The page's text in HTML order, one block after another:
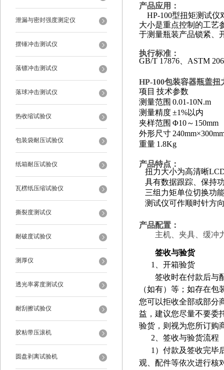
泄漏与密封强度测定仪
摆锤冲击测试仪
落镖冲击测试仪
落球冲击测试仪
热收缩试验仪
包装袋耐压试验仪
纸箱耐压试验仪
瓦楞纸压缩试验仪
撕裂度测试仪
耐破度试验仪
测厚仪
透光率雾度测试仪
耐刮擦试验仪
胶粘带压滚机
圆盘剥离试验机
产品应用：
HP-100型扭矩测试仪
大小是重点控制的工艺
于测量瓶装产品锁紧、
执行标准：
GB/T 17876
ASTM
HP-100包装容器瓶盖扭
项目 技术参数
测量范围 0.01-10N.m
测量精度±1%以内
夹样范围 Φ10～ 150mm
外形尺寸 240mm×
重量 1.8Kg
产品特点 ：
扭力大小为高清晰
具有数据跟踪、保持
三组力矩单位切换功
测试仪可作顺时针方
产品配置：
主机、夹具、缓冲
签收与验货
1
、开箱验货
签收时在付款后与配
（如有）等；如存在
您可以拒收全部或部分
益，建议您尽量不要委
验货，则视为您所订购
2 、签收与验货流程
1 ）付款及签收完毕
观、配件等依次进行核